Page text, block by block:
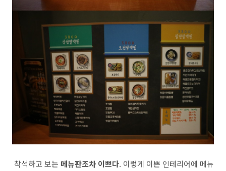
착석하고 보는 메뉴판조차 이쁘다. 이렇게 이쁜 인테리어에 메뉴